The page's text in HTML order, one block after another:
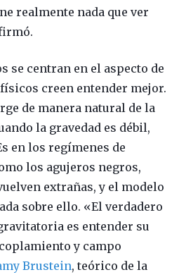
realmente nada que ver
se centran en el aspecto de
creen entender mejor.
de manera natural de la
la gravedad es débil,
en los regímenes de
los agujeros negros,
extrañas, y el modelo
sobre ello. «El verdadero
es entender su
y campo
Brustein, teórico de la